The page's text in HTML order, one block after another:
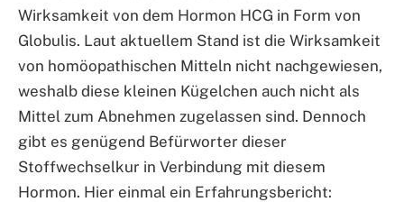
Wirksamkeit von dem Hormon HCG in Form von
Globulis. Laut aktuellem Stand ist die Wirksamkeit
von homöopathischen Mitteln nicht nachgewiesen,
weshalb diese kleinen Kügelchen auch nicht als
Mittel zum Abnehmen zugelassen sind. Dennoch
gibt es genügend Befürworter dieser
Stoffwechselkur in Verbindung mit diesem
Hormon. Hier einmal ein Erfahrungsbericht: